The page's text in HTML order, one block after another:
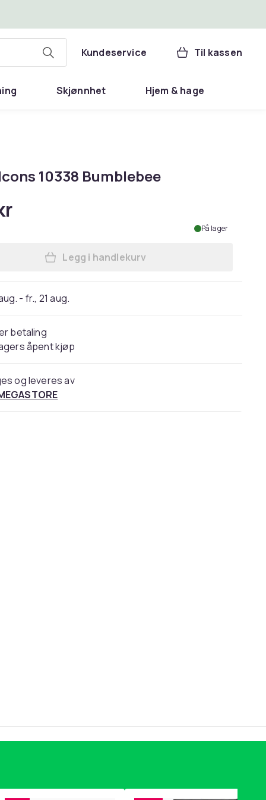
Kundeservice Til kassen
Skjønnhet Hjem & hage
10338 Bumblebee
På lager
Legg LEGO Icons 10338
Legg i handlekurv
- fr., 21 aug.
betaling
åpent kjøp
og leveres av